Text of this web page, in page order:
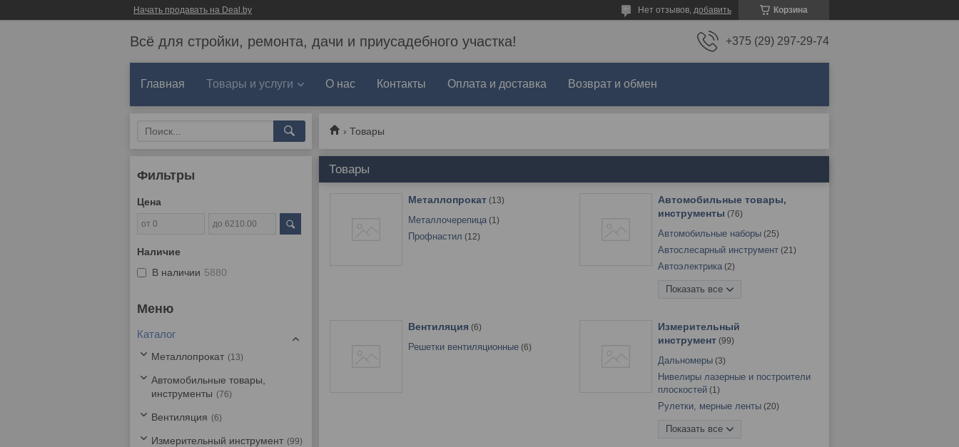
Начать продавать на Deal.by Корзина
Нет отзывов, добавить
Всё для стройки, ремонта, дачи и приусадебного участка! +375 (29) 297-29-74
Главная Товары и услуги О нас Контакты Оплата и доставка Возврат и обмен
Товары
Товары
Металлопрокат 13
Металлочерепица 1
Профнастил 12
Автомобильные товары,
инструменты 76
Автомобильные наборы 25
Автослесарный инструмент 21
Автоэлектрика 2
Зарядные, пуско-зарядные
устройства, преобразователь
аккумуляторов
Компрессоры автомобильные
Смазки аэрозольные
Тестеры автомобильные
Тросы буксировочные
Щетки для снега, скребки для льда,
Показать все
Вентиляция 6
Решетки вентиляционные 6
Измерительный
инструмент 99
Дальномеры 3
Нивелиры лазерные и построители
плоскостей 1
Рулетки, мерные ленты 20
Угломеры
Показать все
Фильтры
Цена
Наличие
В наличии 5880
Каталог
Металлопрокат 13
Автомобильные товары,
инструменты
76
Вентиляция 6
Измерительный инструмент 99